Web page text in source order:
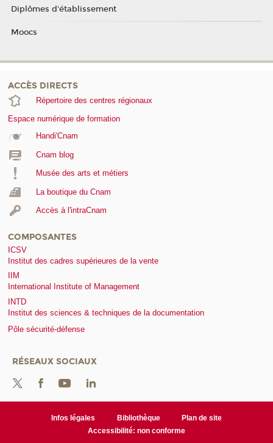
Diplômes d'établissement
Moocs
ACCÈS DIRECTS
Répertoire des centres régionaux
Espace numérique de formation
Handi'Cnam
Cnam blog
Musée des arts et métiers
La boutique du Cnam
Accès à l'intraCnam
COMPOSANTES
ICSV
Institut des cadres supérieures de la vente
IIM
International Institute of Management
INTD
Institut des sciences & techniques de la documentation
Pôle sécurité-défense
RÉSEAUX SOCIAUX
Infos légales Bibliothèque
Plan de site
Accessibilité: non conforme